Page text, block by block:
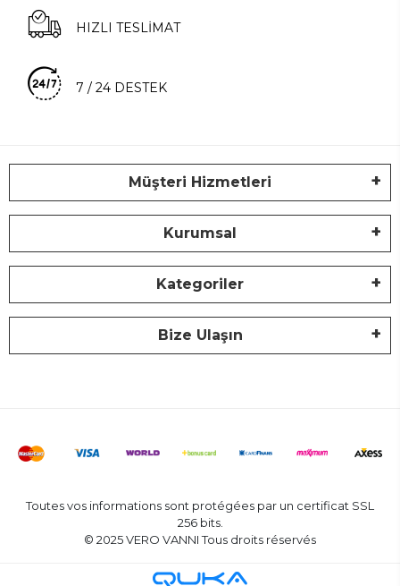
HIZLI TESLİMAT
7 / 24 DESTEK
Müşteri Hizmetleri
Kurumsal
Kategoriler
Bize Ulaşın
Toutes vos informations sont protégées par un certificat SSL
256 bits.
© 2025 VERO VANNI Tous droits réservés